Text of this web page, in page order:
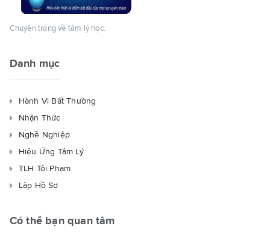
Chuyên trang về tâm lý học.
Danh mục
Hành Vi Bất Thường
Nhận Thức
Nghề Nghiệp
Hiệu Ứng Tâm Lý
TLH Tội Phạm
Lập Hồ Sơ
Có thể bạn quan tâm